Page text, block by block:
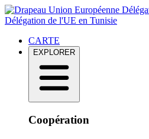
Délégation de l'UE en Tunisie
CARTE
EXPLORER
Coopération